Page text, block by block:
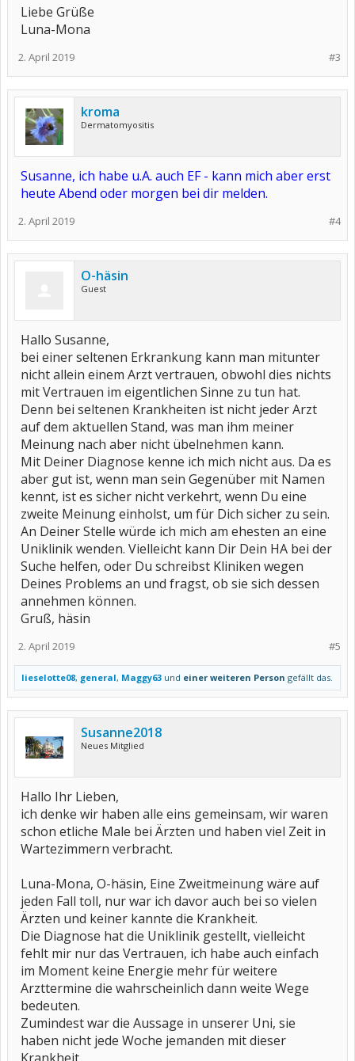
Liebe Grüße
Luna-Mona
#3
2. April 2019
kroma
Dermatomyositis
Susanne, ich habe u.A. auch EF - kann mich aber erst
heute Abend oder morgen bei dir melden.
#4
2. April 2019
O-häsin
Guest
Hallo Susanne,
bei einer seltenen Erkrankung kann man mitunter
nicht allein einem Arzt vertrauen, obwohl dies nichts
mit Vertrauen im eigentlichen Sinne zu tun hat.
Denn bei seltenen Krankheiten ist nicht jeder Arzt
auf dem aktuellen Stand, was man ihm meiner
Meinung nach aber nicht übelnehmen kann.
Mit Deiner Diagnose kenne ich mich nicht aus. Da es
aber gut ist, wenn man sein Gegenüber mit Namen
kennt, ist es sicher nicht verkehrt, wenn Du eine
zweite Meinung einholst, um für Dich sicher zu sein.
An Deiner Stelle würde ich mich am ehesten an eine
Uniklinik wenden. Vielleicht kann Dir Dein HA bei der
Suche helfen, oder Du schreibst Kliniken wegen
Deines Problems an und fragst, ob sie sich dessen
annehmen können.
Gruß, häsin
#5
2. April 2019
lieselotte08, general, Maggy63 und einer weiteren Person gefällt das.
Susanne2018
Neues Mitglied
Hallo Ihr Lieben,
ich denke wir haben alle eins gemeinsam, wir waren
schon etliche Male bei Ärzten und haben viel Zeit in
Wartezimmern verbracht.
Luna-Mona, O-häsin, Eine Zweitmeinung wäre auf
jeden Fall toll, nur war ich davor auch bei so vielen
Ärzten und keiner kannte die Krankheit.
Die Diagnose hat die Uniklinik gestellt, vielleicht
fehlt mir nur das Vertrauen, ich habe auch einfach
im Moment keine Energie mehr für weitere
Arzttermine die wahrscheinlich dann weite Wege
bedeuten.
Zumindest war die Aussage in unserer Uni, sie
haben nicht jede Woche jemanden mit dieser